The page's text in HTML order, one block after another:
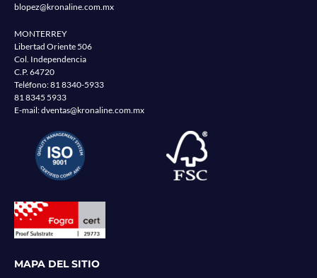
blopez@kronaline.com.mx
MONTERREY
Libertad Oriente 506
Col. Independencia
C.P. 64720
Teléfono:81 8340-5933
81 8345 5933
E-mail:dventas@kronaline.com.mx
MAPA DEL SITIO